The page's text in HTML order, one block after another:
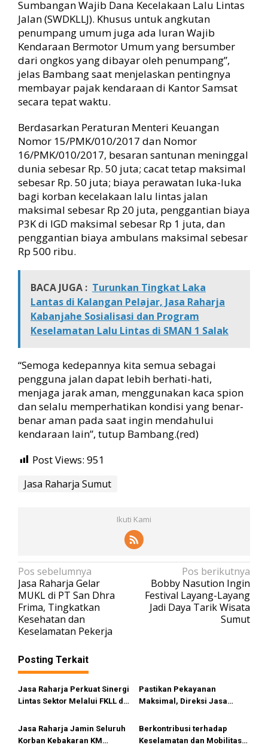
Sumbangan Wajib Dana Kecelakaan Lalu Lintas
Jalan (SWDKLLJ). Khusus untuk angkutan
penumpang umum juga ada Iuran Wajib
Kendaraan Bermotor Umum yang bersumber
dari ongkos yang dibayar oleh penumpang”,
jelas Bambang saat menjelaskan pentingnya
membayar pajak kendaraan di Kantor Samsat
secara tepat waktu.
Berdasarkan Peraturan Menteri Keuangan
Nomor 15/PMK/010/2017 dan Nomor
16/PMK/010/2017, besaran santunan meninggal
dunia sebesar Rp. 50 juta; cacat tetap maksimal
sebesar Rp. 50 juta; biaya perawatan luka-luka
bagi korban kecelakaan lalu lintas jalan
maksimal sebesar Rp 20 juta, penggantian biaya
P3K di IGD maksimal sebesar Rp 1 juta, dan
penggantian biaya ambulans maksimal sebesar
Rp 500 ribu.
BACA JUGA : Turunkan Tingkat Laka
Lantas di Kalangan Pelajar, Jasa Raharja
Kabanjahe Sosialisasi dan Program
Keselamatan Lalu Lintas di SMAN 1 Salak
“Semoga kedepannya kita semua sebagai
pengguna jalan dapat lebih berhati-hati,
menjaga jarak aman, menggunakan kaca spion
dan selalu memperhatikan kondisi yang benar-
benar aman pada saat ingin mendahului
kendaraan lain”, tutup Bambang.(red)
Post Views: 951
Jasa Raharja Sumut
Ikuti Kami
N
a
v
i
g
a
s
i
p
o
s
Pos sebelumnya
Jasa Raharja Gelar
MUKL di PT San Dhra
Frima, Tingkatkan
Kesehatan dan
Keselamatan Pekerja
Pos berikutnya
Bobby Nasution Ingin
Festival Layang-Layang
Jadi Daya Tarik Wisata
Sumut
Posting Terkait
Jasa Raharja Perkuat Sinergi
Lintas Sektor Melalui FKLL di
Pastikan Pekayanan
Maksimal, Direksi Jasa
Kebakaran KM Mutiara
Sentosa II
Jasa Raharja Jamin Seluruh
Korban Kebakaran KM
Berkontribusi terhadap
Keselamatan dan Mobilitas